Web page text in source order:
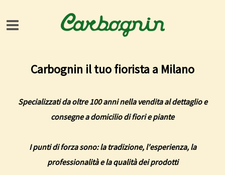
Carbognin il tuo fiorista a Milano
Specializzati da oltre 100 anni nella vendita al dettaglio e
consegne a domicilio di fiori e piante
I punti di forza sono: la tradizione, l'esperienza, la
professionalità e la qualità dei prodotti